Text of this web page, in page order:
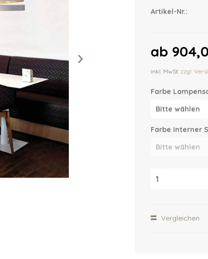
Artikel-Nr.:
ab
inkl. MwSt. zzgl.
Farbe
Farbe interner
Vergleichen